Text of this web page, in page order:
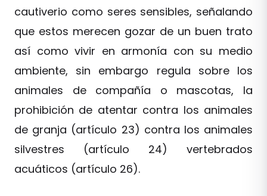
cautiverio como seres sensibles, señalando
que estos merecen gozar de un buen trato
así como vivir en armonía con su medio
ambiente, sin embargo regula sobre los
animales de compañía o mascotas, la
prohibición de atentar contra los animales
de granja (artículo 23) contra los animales
silvestres (artículo 24) vertebrados
acuáticos (artículo 26).